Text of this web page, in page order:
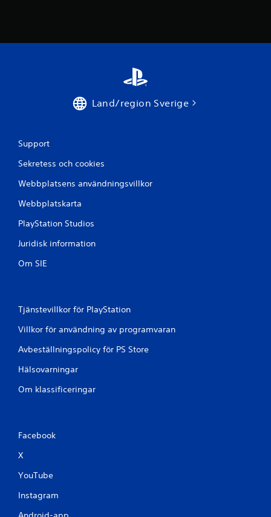
Land/region Sverige
Support
Sekretess och cookies
Webbplatsens användningsvillkor
Webbplatskarta
PlayStation Studios
Juridisk information
Om SIE
Tjänstevillkor för PlayStation
Villkor för användning av programvaran
Avbeställningspolicy för PS Store
Hälsovarningar
Om klassificeringar
Facebook
X
YouTube
Instagram